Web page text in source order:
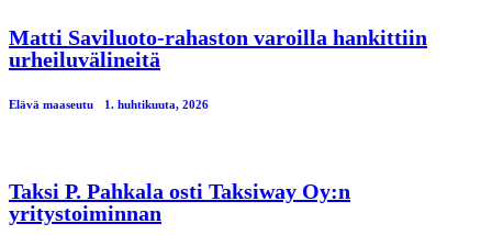
Matti Saviluoto-rahaston varoilla hankittiin
urheiluvälineitä
Elävä maaseutu 1. huhtikuuta, 2026
Taksi P. Pahkala osti Taksiway Oy:n
yritystoiminnan